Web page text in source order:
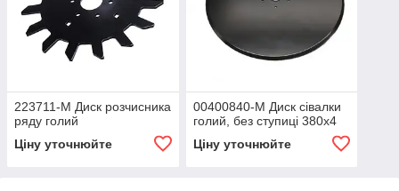
223711-M Диск розчисника
ряду голий
Ціну уточнюйте
00400840-M Диск сівалки
голий, без ступиці 380х4
Ціну уточнюйте